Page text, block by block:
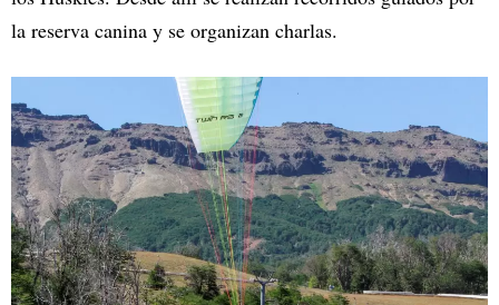
la reserva canina y se organizan charlas.